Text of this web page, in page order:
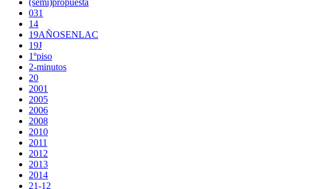
(semi)propuesta
031
14
19AÑOSENLAC
19J
1ºpiso
2-minutos
20
2001
2005
2006
2008
2010
2011
2012
2013
2014
21-12